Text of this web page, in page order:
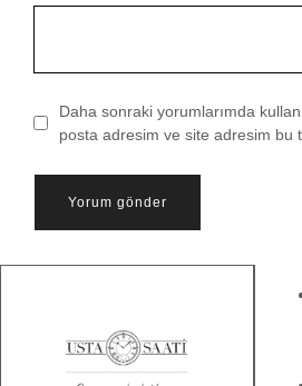
Daha sonraki yorumlarımda
posta adresim ve site adresim bu